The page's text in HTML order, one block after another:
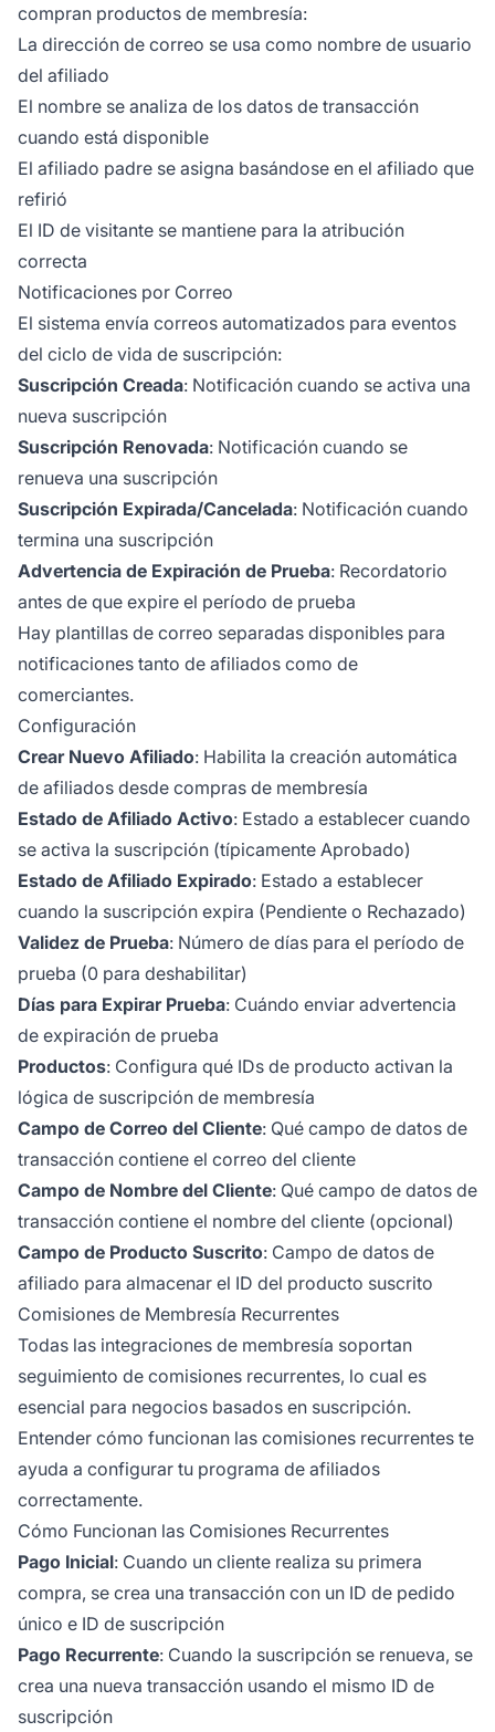
compran productos de membresía:
La dirección de correo se usa como nombre de usuario
del afiliado
El nombre se analiza de los datos de transacción
cuando está disponible
El afiliado padre se asigna basándose en el afiliado que
refirió
El ID de visitante se mantiene para la atribución
correcta
Notificaciones por Correo
El sistema envía correos automatizados para eventos
del ciclo de vida de suscripción:
Suscripción Creada: Notificación cuando se activa una
nueva suscripción
Suscripción Renovada: Notificación cuando se
renueva una suscripción
Suscripción Expirada/Cancelada: Notificación cuando
termina una suscripción
Advertencia de Expiración de Prueba: Recordatorio
antes de que expire el período de prueba
Hay plantillas de correo separadas disponibles para
notificaciones tanto de afiliados como de
comerciantes.
Configuración
Crear Nuevo Afiliado: Habilita la creación automática
de afiliados desde compras de membresía
Estado de Afiliado Activo: Estado a establecer cuando
se activa la suscripción (típicamente Aprobado)
Estado de Afiliado Expirado: Estado a establecer
cuando la suscripción expira (Pendiente o Rechazado)
Validez de Prueba: Número de días para el período de
prueba (0 para deshabilitar)
Días para Expirar Prueba: Cuándo enviar advertencia
de expiración de prueba
Productos: Configura qué IDs de producto activan la
lógica de suscripción de membresía
Campo de Correo del Cliente: Qué campo de datos de
transacción contiene el correo del cliente
Campo de Nombre del Cliente: Qué campo de datos de
transacción contiene el nombre del cliente (opcional)
Campo de Producto Suscrito: Campo de datos de
afiliado para almacenar el ID del producto suscrito
Comisiones de Membresía Recurrentes
Todas las integraciones de membresía soportan
seguimiento de comisiones recurrentes, lo cual es
esencial para negocios basados en suscripción.
Entender cómo funcionan las comisiones recurrentes te
ayuda a configurar tu programa de afiliados
correctamente.
Cómo Funcionan las Comisiones Recurrentes
Pago Inicial: Cuando un cliente realiza su primera
compra, se crea una transacción con un ID de pedido
único e ID de suscripción
Pago Recurrente: Cuando la suscripción se renueva, se
crea una nueva transacción usando el mismo ID de
suscripción